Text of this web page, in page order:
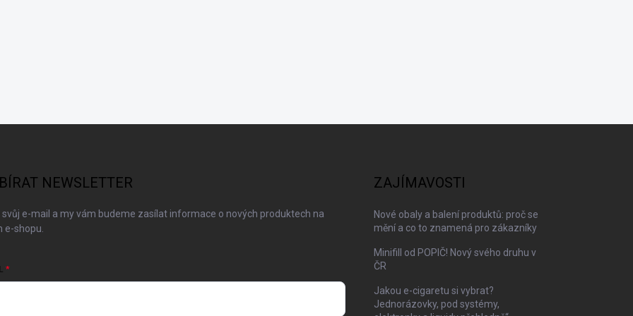
NEWSLETTER
svůj e-mail a my vám budeme zasílat informace o nových produktech na
e-shopu.
ZAJÍMAVOSTI
Nové obaly a balení produktů: proč se
mění a co to znamená pro zákazníky
Minifill od POPIČ! Nový svého druhu v
ČR
Jakou e-cigaretu si vybrat?
Jednorázovky, pod systémy,